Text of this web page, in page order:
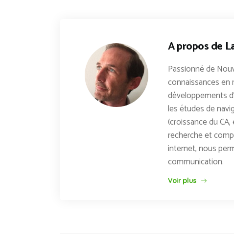
A propos de
Passionné de
connaissances en
développements
les études de
(croissance du
recherche et
internet, nous
communication.
Voir plus